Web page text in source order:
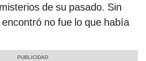
de su pasado. Sin
no fue lo que había